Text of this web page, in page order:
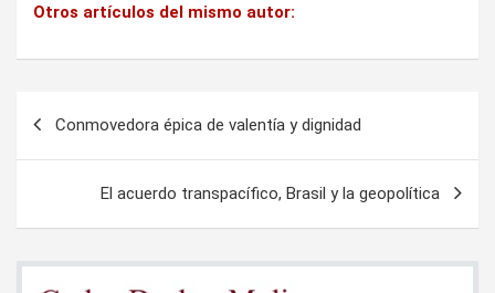
Otros artículos del mismo autor:
entradas
Conmovedora épica de valentía y dignidad
El acuerdo transpacífico, Brasil y la geopolítica